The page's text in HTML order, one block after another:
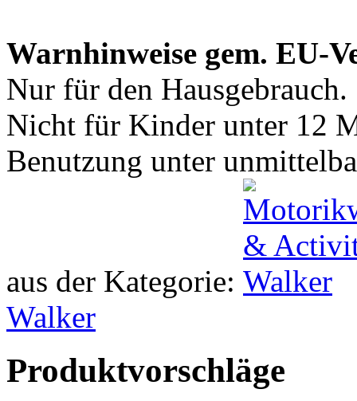
Warnhinweise gem. EU-
Nur für den Hausgebrauch.
Nicht für Kinder unter 12
Benutzung unter
aus der Kategorie:
Walker
Produktvorschläge